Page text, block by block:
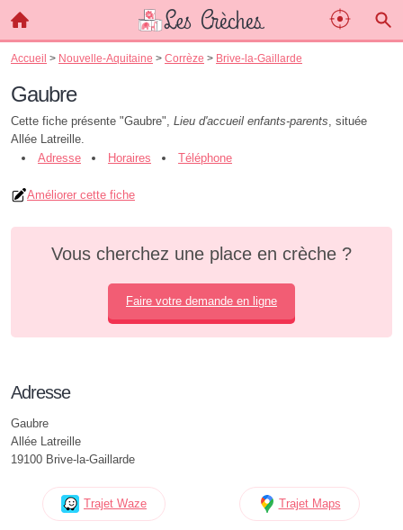
Accueil > Nouvelle-Aquitaine > Corrèze > Brive-la-Gaillarde
Gaubre
Cette fiche présente "Gaubre", Lieu d'accueil enfants-parents, située
Allée Latreille.
Adresse
Horaires Téléphone
Améliorer cette fiche
Vous cherchez une place en crèche ?
Faire votre demande en ligne
Adresse
Gaubre
Allée Latreille
19100 Brive-la-Gaillarde
Trajet Waze Trajet Maps